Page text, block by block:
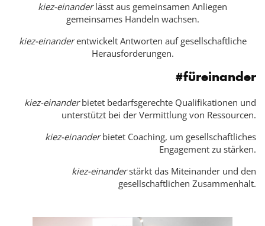
kiez-einanderlässt aus gemeinsamen Anliegen
gemeinsames Handeln wachsen.
kiez-einanderentwickelt Antworten auf gesellschaftliche
Herausforderungen.
#füreinander
kiez-einanderbietet bedarfsgerechte Qualifikationen und
unterstützt bei der Vermittlung von Ressourcen.
kiez-einanderbietet Coaching, um gesellschaftliches
Engagement zu stärken.
kiez-einanderstärkt das Miteinander und den
gesellschaftlichen Zusammenhalt.